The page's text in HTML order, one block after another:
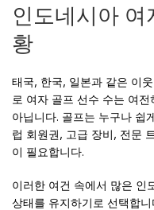
인도네시아
황
태국, 한국, 일본과 같은 이
로 여자 골프 선수 수는 여전
아닙니다. 골프는 누구나 쉽
럽 회원권, 고급 장비, 전문
이 필요합니다.
이러한 여건 속에서 많은 인
상태를 유지하기로 선택합